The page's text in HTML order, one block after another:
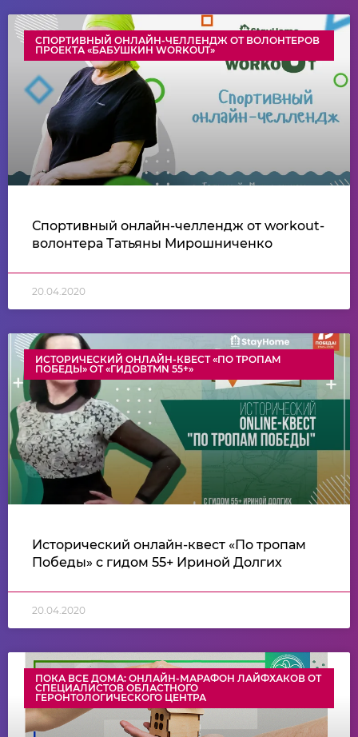
СПОРТИВНЫЙ ОНЛАЙН-ЧЕЛЛЕНДЖ ОТ ВОЛОНТЕРОВ
ПРОЕКТА «БАБУШКИН WORKOUT»
Спортивный онлайн-челлендж от workout-
волонтера Татьяны Мирошниченко
20.04.2020
ИСТОРИЧЕСКИЙ ОНЛАЙН-КВЕСТ «ПО ТРОПАМ
ПОБЕДЫ» ОТ «ГИДОВTMN 55+»
Исторический онлайн-квест «По тропам
Победы» с гидом 55+ Ириной Долгих
20.04.2020
ПОКА ВСЕ ДОМА: ОНЛАЙН-МАРАФОН ЛАЙФХАКОВ ОТ
СПЕЦИАЛИСТОВ ОБЛАСТНОГО
ГЕРОНТОЛОГИЧЕСКОГО ЦЕНТРА